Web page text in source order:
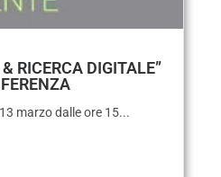
RICERCA DIGITALE”
marzo dalle ore 15...